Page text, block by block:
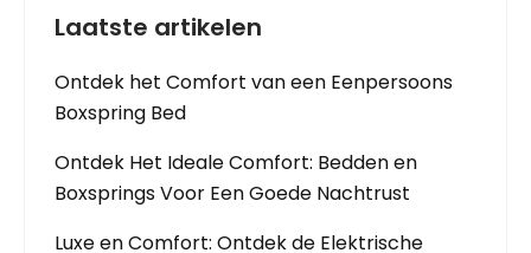
Laatste artikelen
Ontdek het Comfort van een Eenpersoons
Boxspring Bed
Ontdek Het Ideale Comfort: Bedden en
Boxsprings Voor Een Goede Nachtrust
Luxe en Comfort: Ontdek de Elektrische